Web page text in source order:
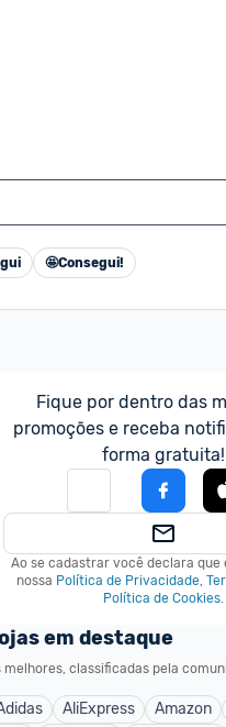
🤩Consegui!
Fique por dentro das
promoções e receba
forma gratuita!
Ao se cadastrar você declara que
nossa Política de Privacidade,
Política de Cookies.
em destaque
melhores, classificadas pela
AliExpress Amazon